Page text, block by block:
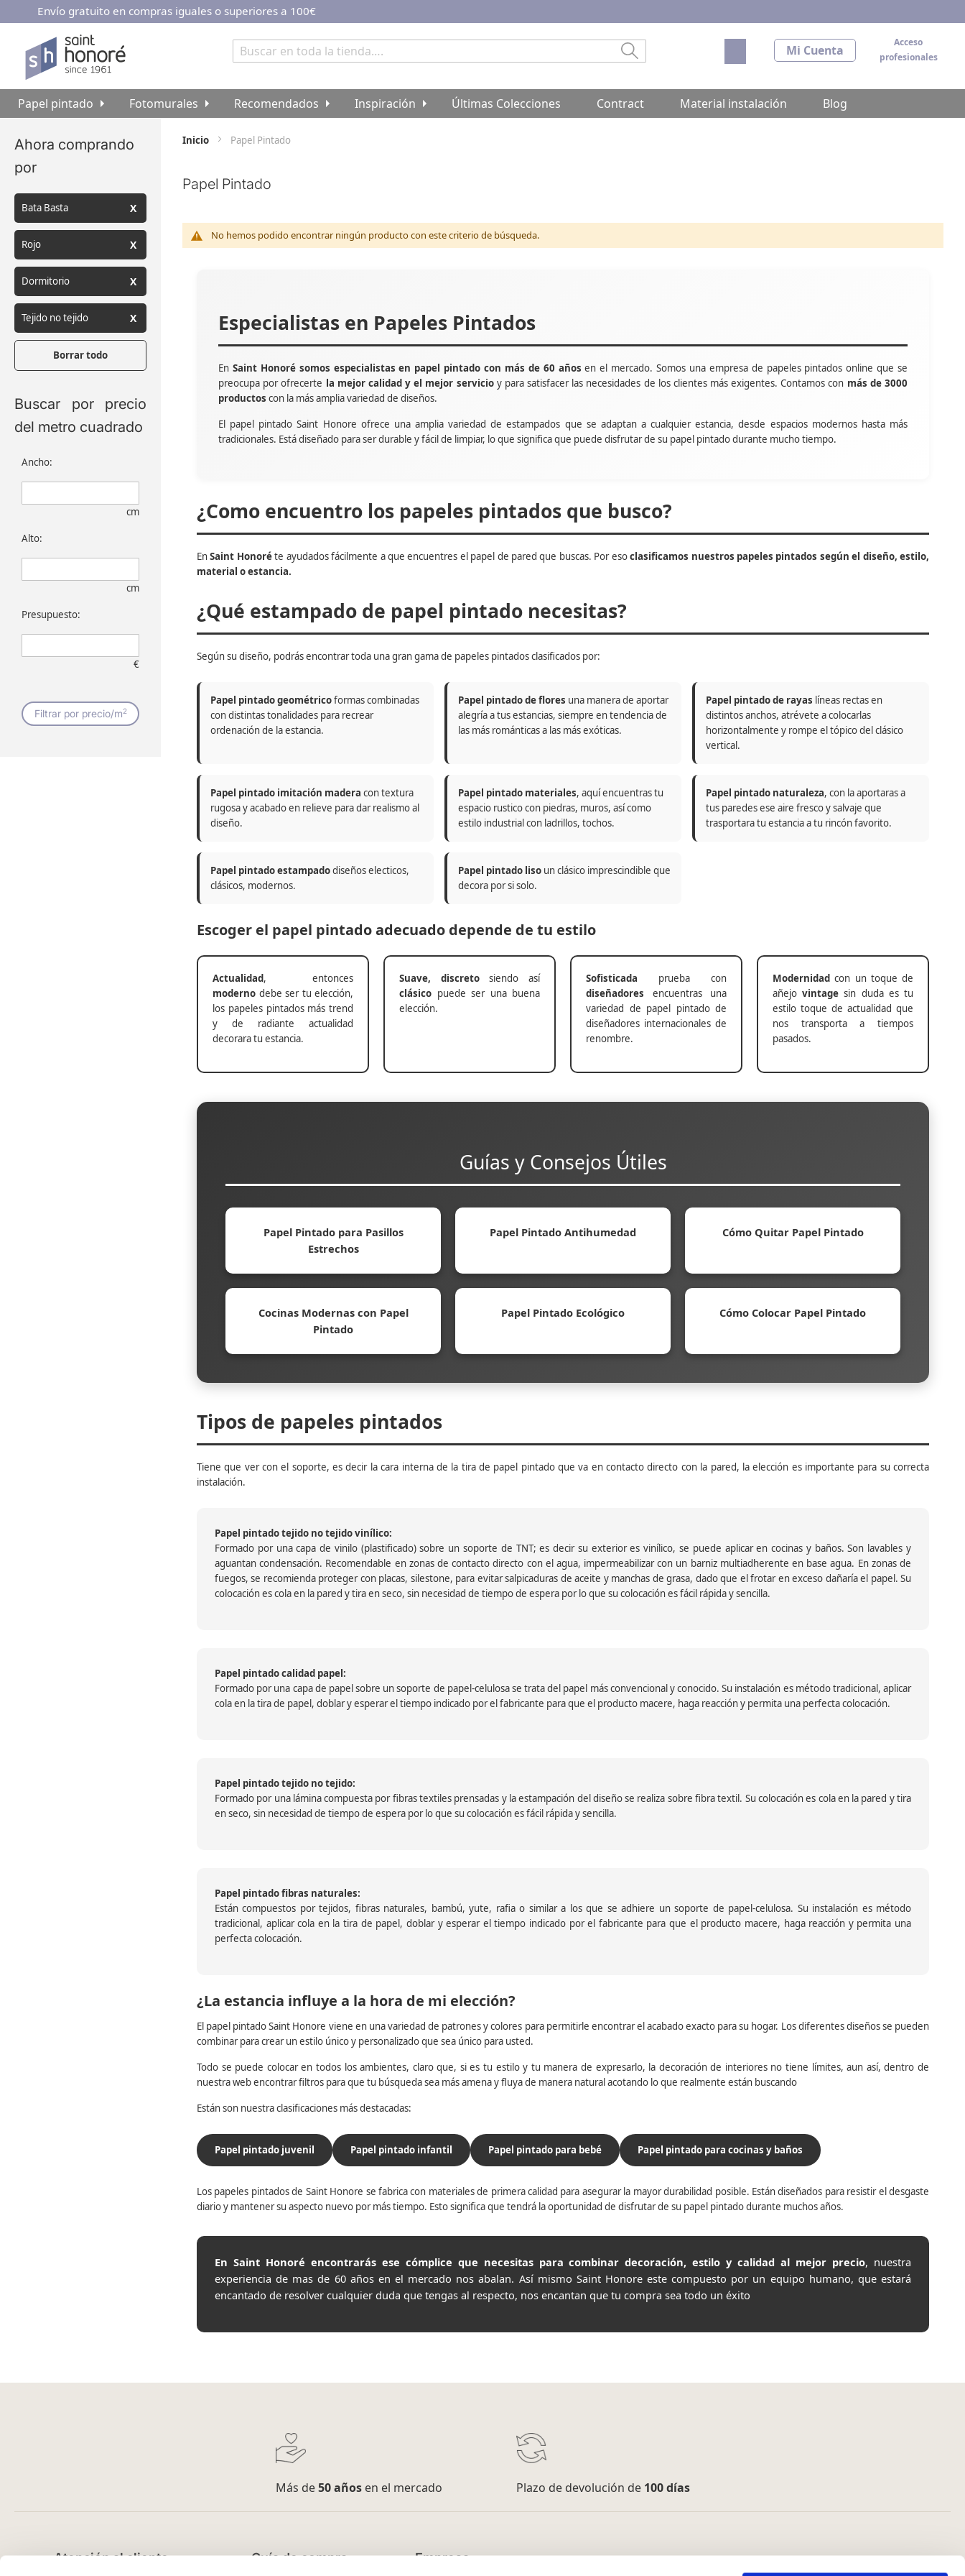
Ir
contenido
Envío gratuito en compras iguales o superiores a 100€
Acceso
profesionales
Mi Cuenta
Mi carrito
Papel pintado Fotomurales Recomendados Inspiración Últimas Colecciones Contract Material instalación Blog
Inicio Papel Pintado
Papel Pintado
No hemos podido encontrar ningún producto con este criterio de búsqueda.
Especialistas en Papeles Pintados
En Saint Honoré somos especialistas en papel pintado con más de 60 años en el mercado. Somos una empresa de papeles pintados online que se
preocupa por ofrecerte la mejor calidad y el mejor servicioy para satisfacer las necesidades de los clientes más exigentes. Contamos con más de 3000
productos con la más amplia variedad de diseños.
El papel pintado Saint Honore ofrece una amplia variedad de estampados que se adaptan a cualquier estancia, desde espacios modernos hasta más
tradicionales. Está diseñado para ser durable y fácil de limpiar, lo que significa que puede disfrutar de su papel pintado durante mucho tiempo.
¿Como encuentro los papeles pintados que busco?
EnSaint Honoréte ayudados fácilmente a que encuentres el papel de pared que buscas. Por esoclasificamos nuestros papeles pintados según el diseño, estilo,
material o estancia.
¿Qué estampado de papel pintado necesitas?
Según su diseño, podrás encontrar toda una gran gama de papeles pintados clasificados por:
Papel pintado geométricoformas combinadas
con distintas tonalidades para recrear
ordenación de la estancia.
Papel pintado de flores una manera de aportar
alegría a tus estancias, siempre en tendencia de
las más románticas a las más exóticas.
Papel pintado de rayas líneas rectas en
distintos anchos, atrévete a colocarlas
horizontalmente y rompe el tópico del clásico
vertical.
Papel pintado imitación madera con textura
rugosa y acabado en relieve para dar realismo al
diseño.
Papel pintado materiales, aquí encuentras tu
espacio rustico con piedras, muros, así como
estilo industrial con ladrillos, tochos.
Papel pintado naturaleza, con la aportaras a
tus paredes ese aire fresco y salvaje que
trasportara tu estancia a tu rincón favorito.
Papel pintado estampadodiseños electicos,
clásicos, modernos.
Papel pintado liso un clásico imprescindible que
decora por si solo.
Escoger el papel pintado adecuado depende de tu estilo
Actualidad, entonces
moderno debe ser tu elección,
los papeles pintados más trend
y de radiante actualidad
decorara tu estancia.
Suave, discretosiendo así
clásico puede ser una buena
elección.
Sofisticada prueba con
diseñadores encuentras una
variedad de papel pintado de
diseñadores internacionales de
renombre.
Modernidad con un toque de
añejovintage sin duda es tu
estilo toque de actualidad que
nos transporta a tiempos
pasados.
Guías y Consejos Útiles
Papel Pintado para Pasillos
Estrechos
Papel Pintado Antihumedad Cómo Quitar Papel Pintado
Cocinas Modernas con Papel
Pintado
Papel Pintado Ecológico Cómo Colocar Papel Pintado
Tipos de papeles pintados
Tiene que ver con el soporte, es decir la cara interna de la tira de papel pintado que va en contacto directo con la pared, la elección es importante para su correcta
instalación.
Papel pintado tejido no tejido vinílico:
Formado por una capa de vinilo (plastificado) sobre un soporte de TNT; es decir su exterior es vinílico, se puede aplicar en cocinas y baños. Son lavables y
aguantan condensación. Recomendable en zonas de contacto directo con el agua, impermeabilizar con un barniz multiadherente en base agua. En zonas de
fuegos, se recomienda proteger con placas, silestone, para evitar salpicaduras de aceite y manchas de grasa, dado que el frotar en exceso dañaría el papel. Su
colocación es cola en la pared y tira en seco, sin necesidad de tiempo de espera por lo que su colocación es fácil rápida y sencilla.
Papel pintado calidad papel:
Formado por una capa de papel sobre un soporte de papel-celulosa se trata del papel más convencional y conocido. Su instalación es método tradicional, aplicar
cola en la tira de papel, doblar y esperar el tiempo indicado por el fabricante para que el producto macere, haga reacción y permita una perfecta colocación.
Papel pintado tejido no tejido:
Formado por una lámina compuesta por fibras textiles prensadas y la estampación del diseño se realiza sobre fibra textil. Su colocación es cola en la pared y tira
en seco, sin necesidad de tiempo de espera por lo que su colocación es fácil rápida y sencilla.
Papel pintado fibras naturales:
Están compuestos por tejidos, fibras naturales, bambú, yute, rafia o similar a los que se adhiere un soporte de papel-celulosa. Su instalación es método
tradicional, aplicar cola en la tira de papel, doblar y esperar el tiempo indicado por el fabricante para que el producto macere, haga reacción y permita una
perfecta colocación.
¿La estancia influye a la hora de mi elección?
El papel pintado Saint Honore viene en una variedad de patrones y colores para permitirle encontrar el acabado exacto para su hogar. Los diferentes diseños se pueden
combinar para crear un estilo único y personalizado que sea único para usted.
Todo se puede colocar en todos los ambientes, claro que, si es tu estilo y tu manera de expresarlo, la decoración de interiores no tiene límites, aun así, dentro de
nuestra web encontrar filtros para que tu búsqueda sea más amena y fluya de manera natural acotando lo que realmente están buscando
Están son nuestra clasificaciones más destacadas:
Papel pintado juvenil Papel pintado infantil Papel pintado para bebé Papel pintado para cocinas y baños
Los papeles pintados de Saint Honore se fabrica con materiales de primera calidad para asegurar la mayor durabilidad posible. Están diseñados para resistir el desgaste
diario y mantener su aspecto nuevo por más tiempo. Esto significa que tendrá la oportunidad de disfrutar de su papel pintado durante muchos años.
En Saint Honoré encontrarás ese cómplice que necesitas para combinar decoración, estilo y calidad al mejor precio, nuestra
experiencia de mas de 60 años en el mercado nos abalan. Así mismo Saint Honore este compuesto por un equipo humano, que estará
encantado de resolver cualquier duda que tengas al respecto, nos encantan que tu compra sea todo un éxito
Buscar por precio
del metro cuadrado
Ancho:
cm
Alto:
cm
Presupuesto:
€
Filtrar por precio/m2
Ahora comprando
por
Bata Basta
Rojo
Dormitorio
Tejido no tejido
Borrar todo
Más de50 añosen el mercado Plazo de devolución de 100 días
Atención al cliente Guía de compra Empresa